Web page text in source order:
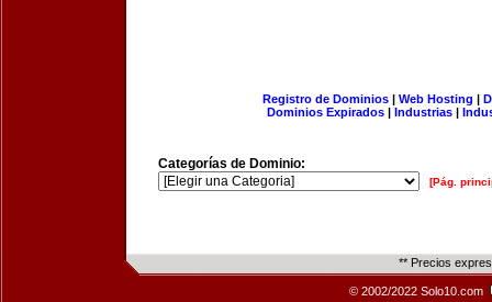
Registro de Dominios| Web Hosting |
Dominios Expirados | Industrias |
Categorías de Dominio:
[Pág.
** Precios
© 2002/2022 Solo10.com